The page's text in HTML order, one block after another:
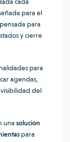
para el
para
y cierre
para
agendas,
del
una solución
para